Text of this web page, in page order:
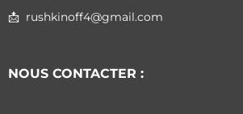
📩 rushkinoff4@gmail.com
NOUS CONTACTER :